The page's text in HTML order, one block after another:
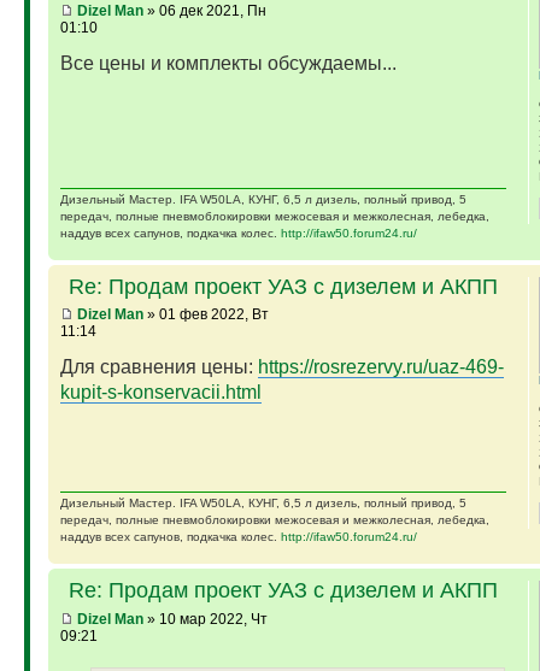
Dizel Man» 06 дек 2021, Пн
01:10
Все цены и комплекты обсуждаемы...
Дизельный Мастер. IFA W50LA, КУНГ, 6,5 л дизель, полный привод, 5
передач, полные пневмоблокировки межосевая и межколесная, лебедка,
наддув всех сапунов, подкачка колес. http://ifaw50.forum24.ru/
Re: Продам проект УАЗ с дизелем и АКПП
Dizel Man» 01 фев 2022, Вт
11:14
Для сравнения цены: https://rosrezervy.ru/uaz-469-
kupit-s-konservacii.html
Дизельный Мастер. IFA W50LA, КУНГ, 6,5 л дизель, полный привод, 5
передач, полные пневмоблокировки межосевая и межколесная, лебедка,
наддув всех сапунов, подкачка колес. http://ifaw50.forum24.ru/
Re: Продам проект УАЗ с дизелем и АКПП
Dizel Man» 10 мар 2022, Чт
09:21